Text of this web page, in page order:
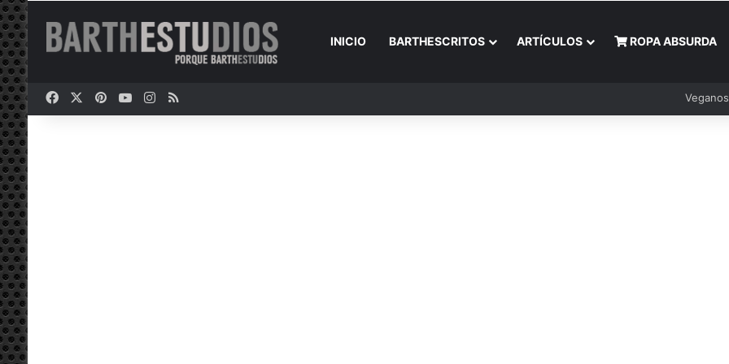
INICIO BARTHESCRITOS ARTÍCULOS ROPA ABSURDA
FacebookPinterestYouTubeInstagram
RSS